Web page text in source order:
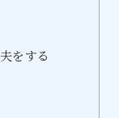
をする